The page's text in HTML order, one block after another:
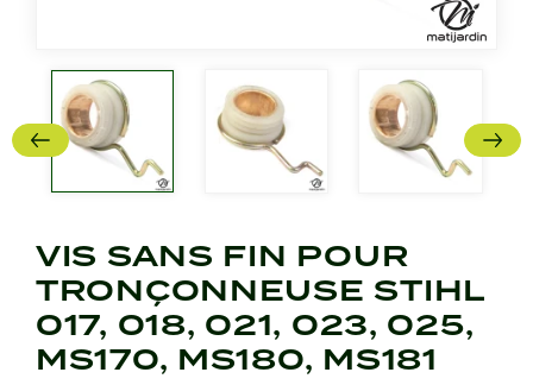
VIS SANS FIN POUR
TRONÇONNEUSE STIHL
017, 018, 021, 023, 025,
MS170, MS180, MS181